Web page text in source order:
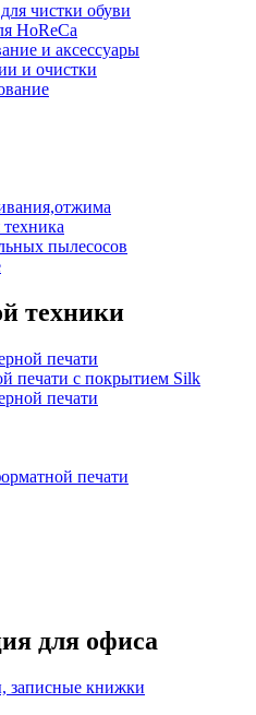
чистки обуви
HoReCa
и аксессуары
и очистки
пылесосов
техники
печати
печати с покрытием Silk
печати
печати
для офиса
записные книжки